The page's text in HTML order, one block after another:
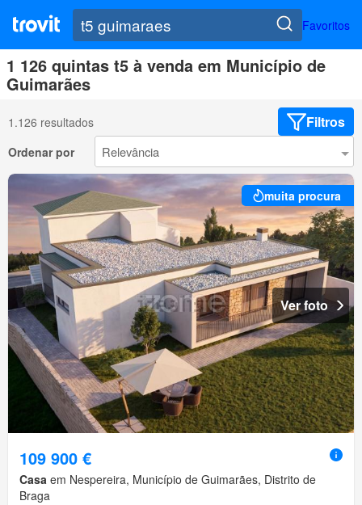
Favoritos
1 126 quintas t5 à venda em Município de
Guimarães
1.126 resultados Filtros
Ordenar por
muita procura
Ver foto
109 900 €
Casa em Nespereira, Município de Guimarães, Distrito de
Braga